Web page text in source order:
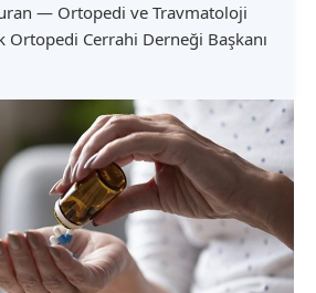
— Ortopedi ve Travmatoloji
Ortopedi Cerrahi Derneği Başkanı